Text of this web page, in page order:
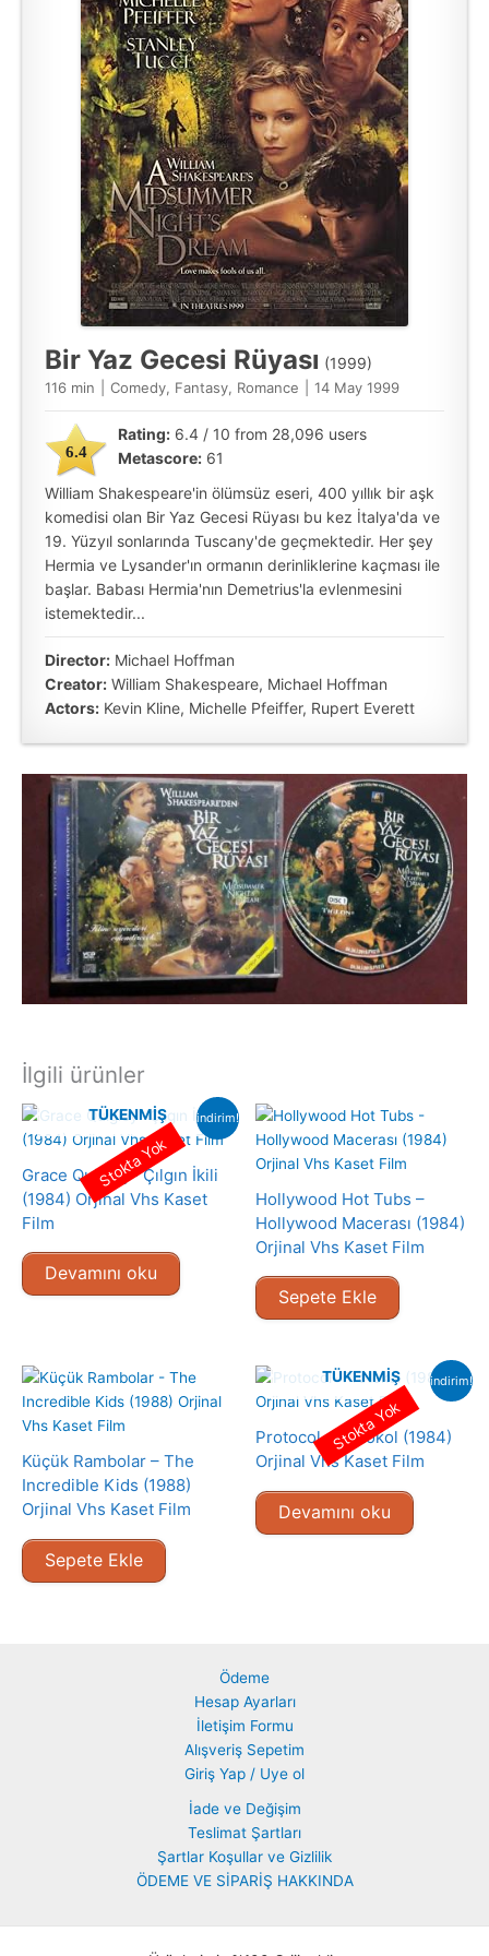
Bir Yaz Gecesi Rüyası (1999)
116 min Comedy, Fantasy, Romance 14 May 1999
6.4
Rating: 6.4 / 10 from 28,096 users
Metascore: 61
William Shakespeare'in ölümsüz eseri, 400 yıllık bir aşk
komedisi olan Bir Yaz Gecesi Rüyası bu kez İtalya'da ve
19. Yüzyıl sonlarında Tuscany'de geçmektedir. Her şey
Hermia ve Lysander'ın ormanın derinliklerine kaçması ile
başlar. Babası Hermia'nın Demetrius'la evlenmesini
istemektedir...
Director: Michael Hoffman
Creator: William Shakespeare, Michael Hoffman
Actors: Kevin Kline, Michelle Pfeiffer, Rupert Everett
İlgili ürünler
indirim!
TÜKENMIŞ
Grace Quigley- Çılgın İkili
(1984) Orjinal Vhs Kaset
Film
Devamını oku
Stokta Yok
Hollywood Hot Tubs –
Hollywood Macerası (1984)
Orjinal Vhs Kaset Film
Sepete Ekle
Küçük Rambolar – The
Incredible Kids (1988)
Orjinal Vhs Kaset Film
Sepete Ekle
indirim!
TÜKENMIŞ
Protocol- Protokol (1984)
Orjinal Vhs Kaset Film
Devamını oku
Stokta Yok
Ödeme
Hesap Ayarları
İletişim Formu
Alışveriş Sepetim
Giriş Yap / Uye ol
İade ve Değişim
Teslimat Şartları
Şartlar Koşullar ve Gizlilik
ÖDEME VE SİPARİŞ HAKKINDA